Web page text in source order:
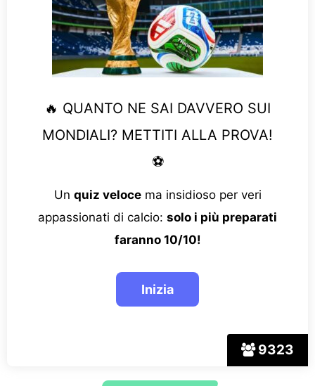
9323
🔥 QUANTO NE SAI DAVVERO SUI
MONDIALI? METTITI ALLA PROVA!
⚽
Un quiz velocema insidioso per veri
appassionati di calcio: solo i più preparati
faranno 10/10!